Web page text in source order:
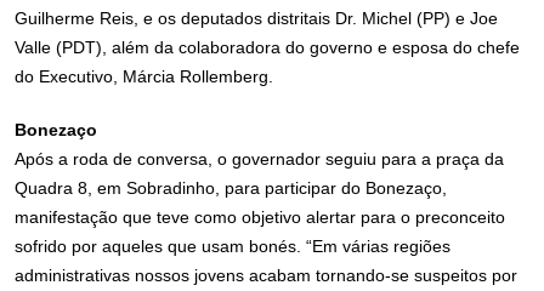
Guilherme Reis, e os deputados distritais Dr. Michel (PP) e Joe
Valle (PDT), além da colaboradora do governo e esposa do chefe
do Executivo, Márcia Rollemberg.
Bonezaço
Após a roda de conversa, o governador seguiu para a praça da
Quadra 8, em Sobradinho, para participar do Bonezaço,
manifestação que teve como objetivo alertar para o preconceito
sofrido por aqueles que usam bonés. “Em várias regiões
administrativas nossos jovens acabam tornando-se suspeitos por